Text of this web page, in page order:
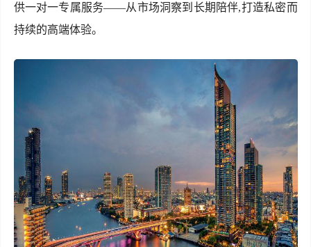
供一对一专属服务——从市场洞察到长期陪伴,打造私密而
持续的高端体验。